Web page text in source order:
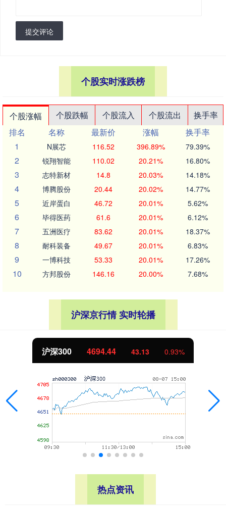
提交评论
个股实时涨跌榜
个股涨幅 个股跌幅 个股流入 个股流出
换手率
排名
名称 最新价 涨幅
换手率
1
N展芯 116.52 396.89% 79.39%
2 锐翔智能 110.02 20.21% 16.80%
3 志特新材 14.8 20.03% 14.18%
4 博腾股份 20.44 20.02% 14.77%
5 近岸蛋白 46.72 20.01% 5.62%
6 毕得医药 61.6 20.01% 6.12%
7 五洲医疗 83.62 20.01% 18.37%
8 耐科装备 49.67 20.01% 6.83%
9 一博科技 53.33 20.01% 17.26%
10 方邦股份 146.16 20.00% 7.68%
沪深京行情 实时轮播
沪深300 4694.44 43.13 0.93%
热点资讯